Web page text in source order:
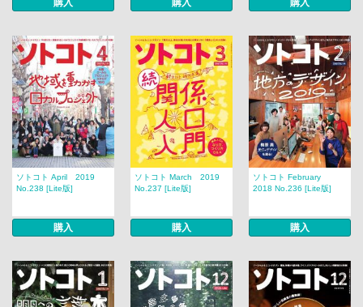
購入 購入 購入
ソトコト April 2019
No.238 [Lite版]
購入
ソトコト March 2019
No.237 [Lite版]
購入
ソトコト February
2018 No.236 [Lite版]
購入